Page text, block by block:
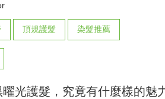
頂規護髮 染髮推薦
光護髮，究竟有什麼樣的魅